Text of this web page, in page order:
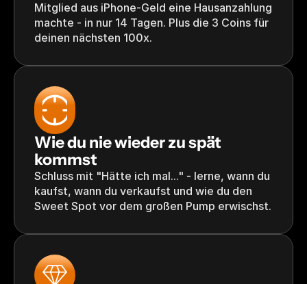
Mitglied aus iPhone-Geld eine Hausanzahlung
machte - in nur 14 Tagen. Plus die 3 Coins für
deinen nächsten 100x.
Wie du nie wieder zu spät
kommst
Schluss mit "Hätte ich mal..." - lerne, wann du
kaufst, wann du verkaufst und wie du den
Sweet Spot vor dem großen Pump erwischst.